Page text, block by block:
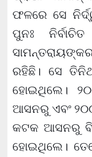
ଫଳରେ ସେ
ପୁନଃ
ସାମନ୍ତରାୟଙ୍କର
ରହିଛି। ସେ
ହୋଇଥିଲେ।
ଆସନରୁ ଏବଂ
କଟକ ଆସନରୁ
ହୋଇଥିଲେ।